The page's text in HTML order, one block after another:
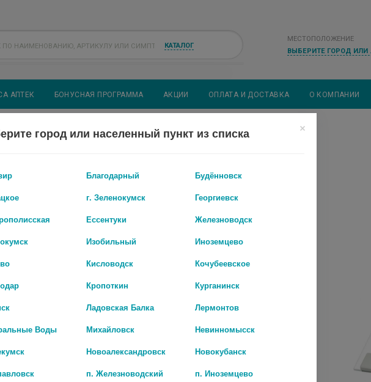
КАТАЛОГ
МЕСТОПОЛОЖЕНИЕ
АПТЕК БОНУСНАЯ ПРОГРАММА АКЦИИ ОПЛАТА И ДОСТАВКА О КОМПАНИИ
город или населенный пункт из списка
Благодарный
Будённовск
г. Зеленокумск
Георгиевск
Ессентуки
Железноводск
Изобильный
Иноземцево
Кисловодск
Кочубеевское
Кропоткин
Курганинск
Ладовская Балка
Лермонтов
Воды
Михайловск
Невинномысск
Новоалександровск
Новокубанск
п. Железноводский
п. Иноземцево